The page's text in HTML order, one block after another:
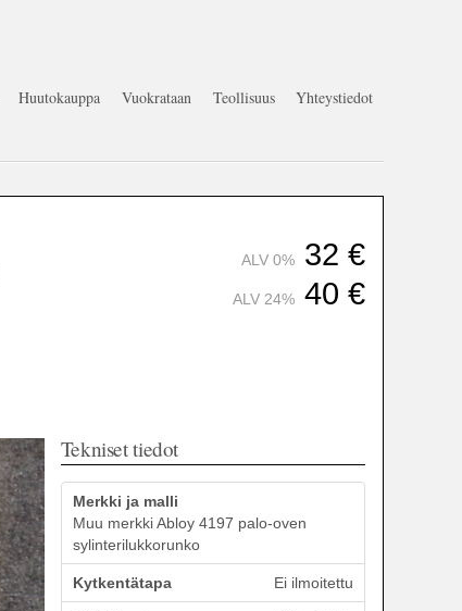
Huutokauppa Vuokrataan Teollisuus Yhteystiedot
ALV 0% 32 €
ALV 24% 40 €
Tekniset tiedot
Merkki ja malli
Muu merkki Abloy 4197 palo-oven
sylinterilukkorunko
Kytkentätapa Ei ilmoitettu